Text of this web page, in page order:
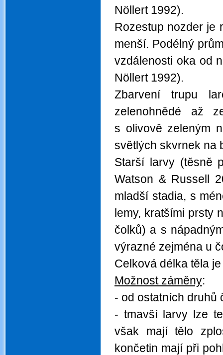
Nöllert 1992).
Rozestup nozder je
menší. Podélný
vzdálenosti oka od
Nöllert 1992).
Zbarvení trupu
zelenohnědé až
s olivově zeleným
světlých skvrnek na
Starší larvy (těsně
Watson & Russell
mladší stadia, s
lemy, kratšími prsty
čolků) a s
výrazné zejména u
Celková délka těla
Možnost záměny:
- od ostatních druhů
- tmavší larvy lze
však mají tělo
končetin mají při